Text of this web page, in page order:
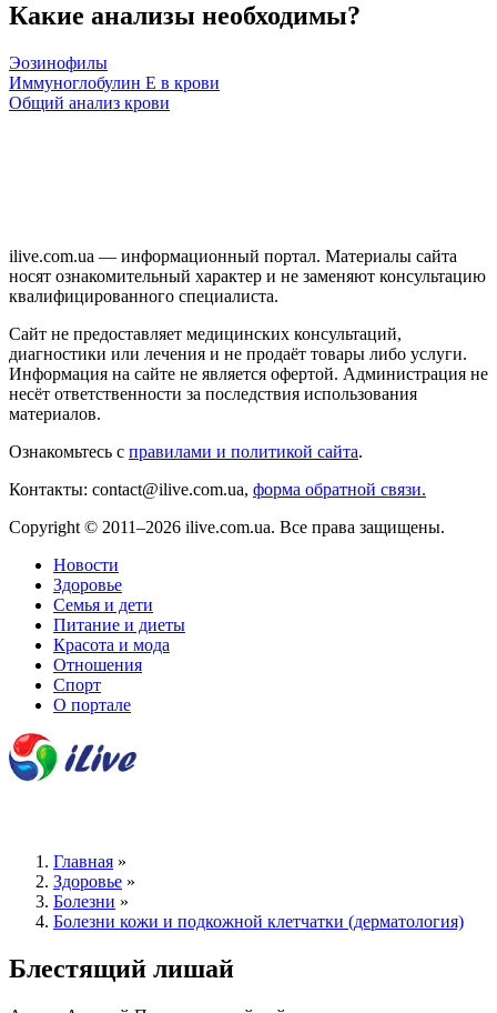
Какие анализы необходимы?
Эозинофилы
Иммуноглобулин Е в крови
Общий анализ крови
ilive.com.ua — информационный портал. Материалы сайта
носят ознакомительный характер и не заменяют консультацию
квалифицированного специалиста.
Сайт не предоставляет медицинских консультаций,
диагностики или лечения и не продаёт товары либо услуги.
Информация на сайте не является офертой. Администрация не
несёт ответственности за последствия использования
материалов.
Ознакомьтесь с правилами и политикой сайта.
Контакты: contact@ilive.com.ua, форма обратной связи.
Copyright © 2011–2026 ilive.com.ua. Все права защищены.
Новости
Здоровье
Семья и дети
Питание и диеты
Красота и мода
Отношения
Спорт
О портале
Главная »
Здоровье »
Болезни »
Болезни кожи и подкожной клетчатки (дерматология)
Блестящий лишай